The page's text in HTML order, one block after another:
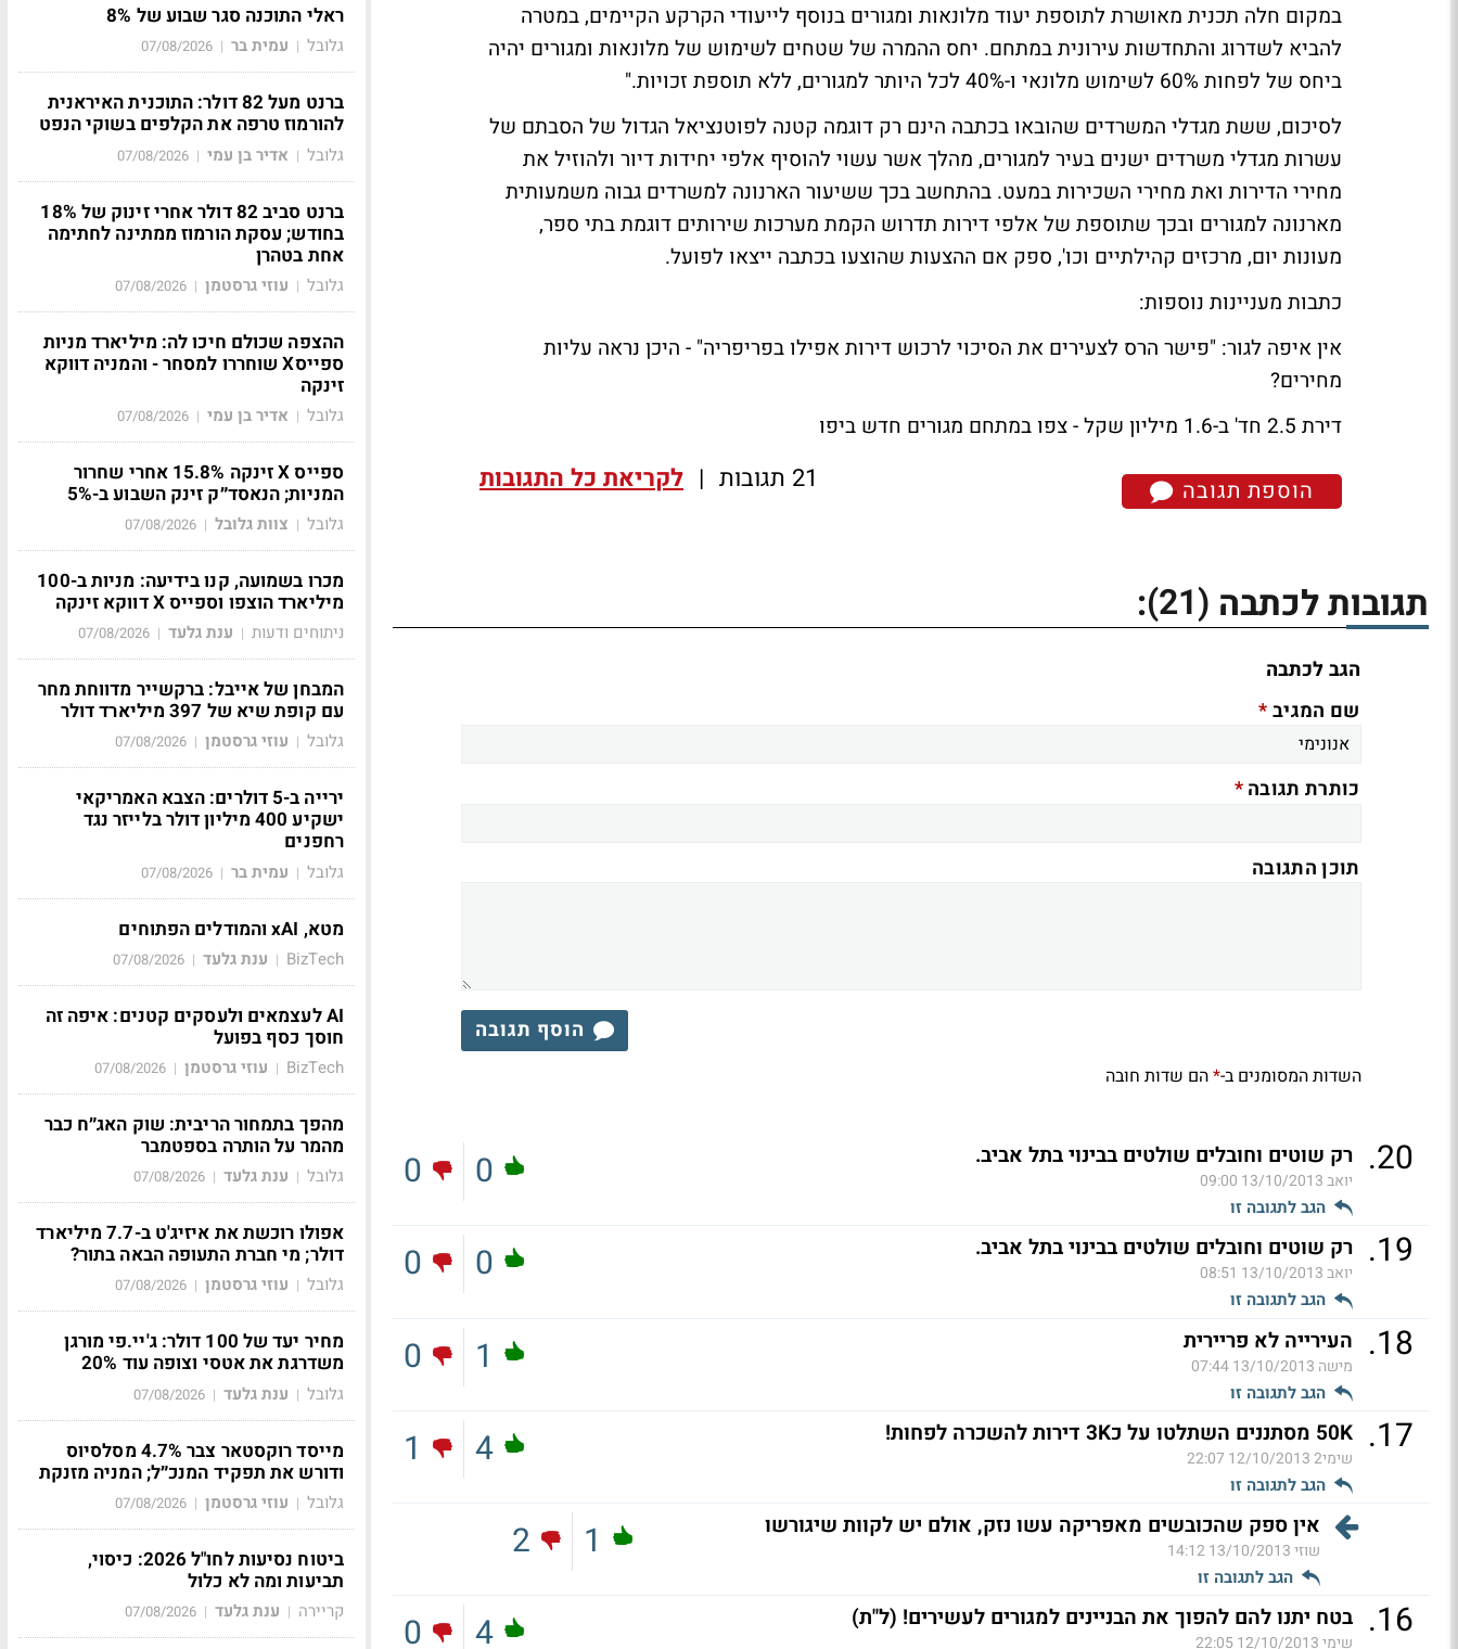
במקום חלה תכנית מאושרת לתוספת יעוד מלונאות ומגורים בנוסף לייעודי הקרקע הקיימים, במטרה
להביא לשדרוג והתחדשות עירונית במתחם. יחס ההמרה של שטחים לשימוש של מלונאות ומגורים יהיה
ביחס של לפחות 60% לשימוש מלונאי ו-40% לכל היותר למגורים, ללא תוספת זכויות."
לסיכום, ששת מגדלי המשרדים שהובאו בכתבה הינם רק דוגמה קטנה לפוטנציאל הגדול של הסבתם של
עשרות מגדלי משרדים ישנים בעיר למגורים, מהלך אשר עשוי להוסיף אלפי יחידות דיור ולהוזיל את
מחירי הדירות ואת מחירי השכירות במעט. בהתחשב בכך ששיעור הארנונה למשרדים גבוה משמעותית
מארנונה למגורים ובכך שתוספת של אלפי דירות תדרוש הקמת מערכות שירותים דוגמת בתי ספר,
מעונות יום, מרכזים קהילתיים וכו', ספק אם ההצעות שהוצעו בכתבה ייצאו לפועל.
כתבות מעניינות נוספות:
אין איפה לגור: "פישר הרס לצעירים את הסיכוי לרכוש דירות אפילו בפריפריה" - היכן נראה עליות
מחירים?
דירת 2.5 חד' ב-1.6 מיליון שקל - צפו במתחם מגורים חדש ביפו
הוספת תגובה 21 תגובות | לקריאת כל התגובות
תגובות לכתבה (21)
:
הגב לכתבה
שם המגיב*
כותרת תגובה*
תוכן התגובה
הוסף תגובה
השדות המסומנים ב-*הם שדות חובה
20
. רק שוטים וחובלים שולטים בבינוי בתל אביב.
יואב13/10/2013 09:00
הגב לתגובה זו
0
0
19
. רק שוטים וחובלים שולטים בבינוי בתל אביב.
יואב13/10/2013 08:51
הגב לתגובה זו
0
0
18
. העירייה לא פריירית
מישה 13/10/2013 07:44
הגב לתגובה זו
1
0
17
. 50K מסתננים השתלטו על כ3K דירות להשכרה לפחות!
שימי2 12/10/2013 22:07
הגב לתגובה זו
4
1
אין ספק שהכובשים מאפריקה עשו נזק, אולם יש לקוות שיגורשו
שוזי13/10/2013 14:12
הגב לתגובה זו
1
2
16
. בטח יתנו להם להפוך את הבניינים למגורים לעשירים! (ל"ת)
שימי12/10/2013 22:05
4
0
ראלי התוכנה סגר שבוע של 8%
גלובל | עמית בר |
07/08/2026
ברנט מעל 82 דולר: התוכנית האיראנית
להורמוז טרפה את הקלפים בשוקי הנפט
גלובל | אדיר בן עמי |
07/08/2026
ברנט סביב 82 דולר אחרי זינוק של 18%
בחודש; עסקת הורמוז ממתינה לחתימה
אחת בטהרן
גלובל | עוזי גרסטמן |
07/08/2026
ההצפה שכולם חיכו לה: מיליארד מניות
ספייסX שוחררו למסחר - והמניה דווקא
זינקה
גלובל | אדיר בן עמי |
07/08/2026
ספייס X זינקה 15.8% אחרי שחרור
המניות; הנאסד״ק זינק השבוע ב-5%
גלובל | צוות גלובל |
07/08/2026
מכרו בשמועה, קנו בידיעה: מניות ב-100
מיליארד הוצפו וספייס X דווקא זינקה
ניתוחים ודעות | ענת גלעד |
07/08/2026
המבחן של אייבל: ברקשייר מדווחת מחר
עם קופת שיא של 397 מיליארד דולר
גלובל | עוזי גרסטמן |
07/08/2026
ירייה ב-5 דולרים: הצבא האמריקאי
ישקיע 400 מיליון דולר בלייזר נגד
רחפנים
גלובל | עמית בר |
07/08/2026
מטא, xAI והמודלים הפתוחים
BizTech
| ענת גלעד |
07/08/2026
AI לעצמאים ולעסקים קטנים: איפה זה
חוסך כסף בפועל
BizTech
| עוזי גרסטמן |
07/08/2026
מהפך בתמחור הריבית: שוק האג״ח כבר
מהמר על הותרה בספטמבר
גלובל | ענת גלעד |
07/08/2026
אפולו רוכשת את איזיג'ט ב-7.7 מיליארד
דולר; מי חברת התעופה הבאה בתור?
גלובל | עוזי גרסטמן |
07/08/2026
מחיר יעד של 100 דולר: ג'יי.פי מורגן
משדרגת את אטסי וצופה עוד 20%
גלובל | ענת גלעד |
07/08/2026
מייסד רוקסטאר צבר 4.7% מסלסיוס
ודורש את תפקיד המנכ״ל; המניה מזנקת
גלובל | עוזי גרסטמן |
07/08/2026
ביטוח נסיעות לחו"ל 2026: כיסוי,
תביעות ומה לא כלול
קריירה | ענת גלעד |
07/08/2026